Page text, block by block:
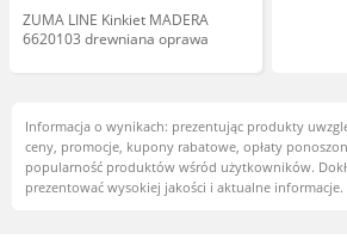
ZUMA LINE Kinkiet MADERA
6620103 drewniana oprawa
Informacja o wynikach: prezentując produkty
ceny, promocje, kupony rabatowe, opłaty
popularność produktów wśród użytkowników.
prezentować wysokiej jakości i aktualne informacje.